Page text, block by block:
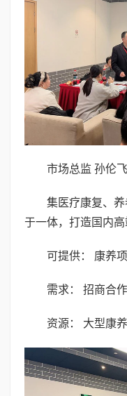
市场总监 孙伦飞
集医疗康复、
于一体，打造国内高
可提供： 康养
需求： 招商合
资源： 大型康